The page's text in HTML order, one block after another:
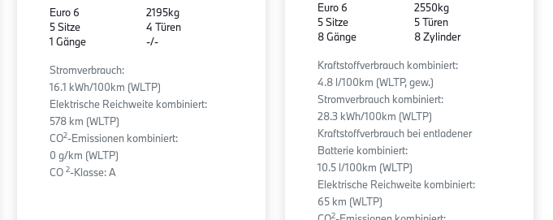
Euro 6
5 Sitze
1 Gänge
2195kg
4 Türen
-/-
Stromverbrauch:
16.1 kWh/100km (WLTP)
Elektrische Reichweite kombiniert:
578 km (WLTP)
CO2-Emissionen kombiniert:
0 g/km (WLTP)
CO 2-Klasse: A
Euro 6
5 Sitze
8 Gänge
2550kg
5 Türen
8 Zylinder
Kraftstoffverbrauch kombiniert:
4.8 l/100km (WLTP, gew.)
Stromverbrauch kombiniert:
28.3 kWh/100km (WLTP)
Kraftstoffverbrauch bei entladener
Batterie kombiniert:
10.5 l/100km (WLTP)
Elektrische Reichweite kombiniert:
65 km (WLTP)
2